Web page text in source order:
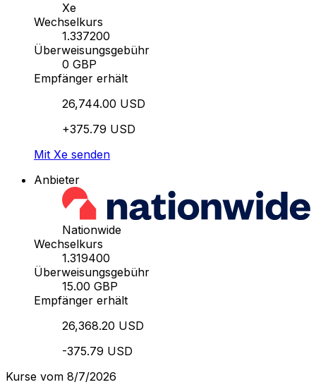
Xe
Wechselkurs
1.337200
Überweisungsgebühr
0 GBP
Empfänger erhält
26,744.00 USD
+375.79 USD
Mit Xe senden
Anbieter
Nationwide
Wechselkurs
1.319400
Überweisungsgebühr
15.00 GBP
Empfänger erhält
26,368.20 USD
-375.79 USD
Kurse vom 8/7/2026